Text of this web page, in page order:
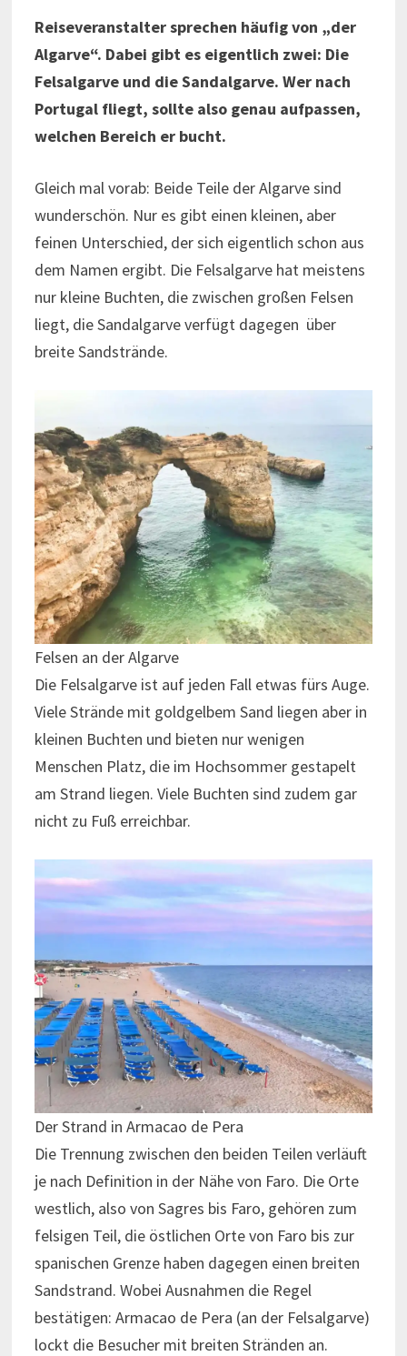
Reiseveranstalter sprechen häufig von „der
Algarve“. Dabei gibt es eigentlich zwei: Die
Felsalgarve und die Sandalgarve. Wer nach
Portugal fliegt, sollte also genau aufpassen,
welchen Bereich er bucht.
Gleich mal vorab: Beide Teile der Algarve sind
wunderschön. Nur es gibt einen kleinen, aber
feinen Unterschied, der sich eigentlich schon aus
dem Namen ergibt. Die Felsalgarve hat meistens
nur kleine Buchten, die zwischen großen Felsen
liegt, die Sandalgarve verfügt dagegen über
breite Sandstrände.
Felsen an der Algarve
Die Felsalgarve ist auf jeden Fall etwas fürs Auge.
Viele Strände mit goldgelbem Sand liegen aber in
kleinen Buchten und bieten nur wenigen
Menschen Platz, die im Hochsommer gestapelt
am Strand liegen. Viele Buchten sind zudem gar
nicht zu Fuß erreichbar.
Der Strand in Armacao de Pera
Die Trennung zwischen den beiden Teilen verläuft
je nach Definition in der Nähe von Faro. Die Orte
westlich, also von Sagres bis Faro, gehören zum
felsigen Teil, die östlichen Orte von Faro bis zur
spanischen Grenze haben dagegen einen breiten
Sandstrand. Wobei Ausnahmen die Regel
bestätigen: Armacao de Pera (an der Felsalgarve)
lockt die Besucher mit breiten Stränden an.